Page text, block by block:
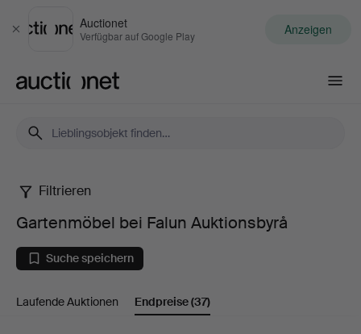
Schließen
Auctionet
Verfügbar auf Google Play Anzeigen
Gartenmöbel
bei
Falun
Auktionsbyrå
Filtrieren
Gartenmöbel bei Falun Auktionsbyrå
Suche speichern
Laufende Auktionen Endpreise(37)